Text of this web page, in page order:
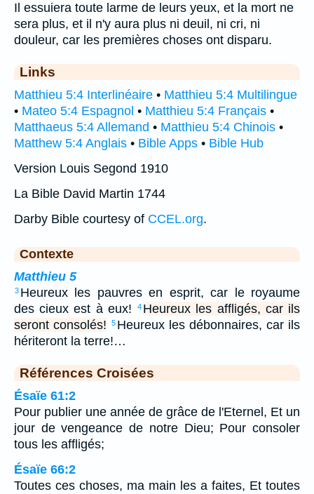
Il essuiera toute larme de leurs yeux, et la mort ne
sera plus, et il n'y aura plus ni deuil, ni cri, ni
douleur, car les premières choses ont disparu.
Links
Matthieu 5:4 Interlinéaire • Matthieu 5:4 Multilingue
• Mateo 5:4 Espagnol • Matthieu 5:4 Français •
Matthaeus 5:4 Allemand • Matthieu 5:4 Chinois •
Matthew 5:4 Anglais • Bible Apps • Bible Hub
Version Louis Segond 1910
La Bible David Martin 1744
Darby Bible courtesy of CCEL.org.
Contexte
Matthieu 5
3 Heureux les pauvres en esprit, car le royaume
des cieux est à eux!
4 Heureux les affligés, car ils
seront consolés!
5 Heureux les débonnaires, car ils
hériteront la terre!…
Références Croisées
Ésaïe 61:2
Pour publier une année de grâce de l'Eternel, Et un
jour de vengeance de notre Dieu; Pour consoler
tous les affligés;
Ésaïe 66:2
Toutes ces choses, ma main les a faites, Et toutes